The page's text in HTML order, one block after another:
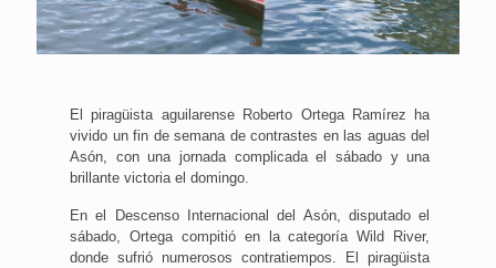
El piragüista aguilarense Roberto Ortega Ramírez ha
vivido un fin de semana de contrastes en las aguas del
Asón, con una jornada complicada el sábado y una
brillante victoria el domingo.
En el Descenso Internacional del Asón, disputado el
sábado, Ortega compitió en la categoría Wild River,
donde sufrió numerosos contratiempos. El piragüista